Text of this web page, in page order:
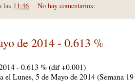
las 11:46 No hay comentarios:
de 2014 - 0.613 %
- 0.613 % (dif +0.001)
el Lunes, 5 de Mayo de 2014 (Semana 19